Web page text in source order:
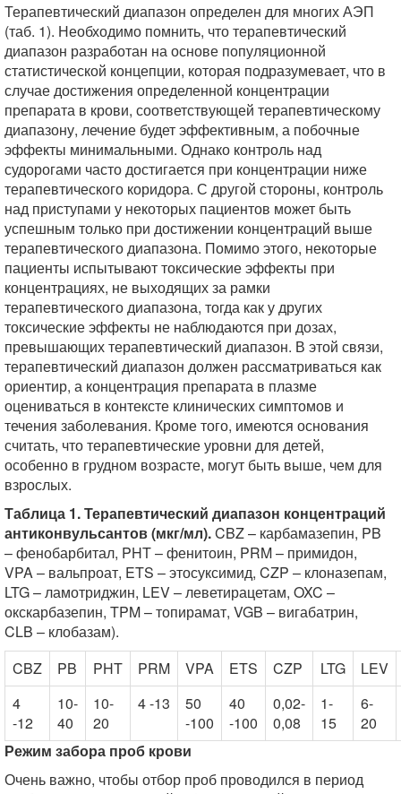
Терапевтический диапазон определен для многих АЭП
(таб. 1). Необходимо помнить, что терапевтический
диапазон разработан на основе популяционной
статистической концепции, которая подразумевает, что в
случае достижения определенной концентрации
препарата в крови, соответствующей терапевтическому
диапазону, лечение будет эффективным, а побочные
эффекты минимальными. Однако контроль над
судорогами часто достигается при концентрации ниже
терапевтического коридора. С другой стороны, контроль
над приступами у некоторых пациентов может быть
успешным только при достижении концентраций выше
терапевтического диапазона. Помимо этого, некоторые
пациенты испытывают токсические эффекты при
концентрациях, не выходящих за рамки
терапевтического диапазона, тогда как у других
токсические эффекты не наблюдаются при дозах,
превышающих терапевтический диапазон. В этой связи,
терапевтический диапазон должен рассматриваться как
ориентир, а концентрация препарата в плазме
оцениваться в контексте клинических симптомов и
течения заболевания. Кроме того, имеются основания
считать, что терапевтические уровни для детей,
особенно в грудном возрасте, могут быть выше, чем для
взрослых.
Таблица 1. Терапевтический диапазон концентраций
антиконвульсантов (мкг/мл).CBZ – карбамазепин, PB
– фенобарбитал, PHT – фенитоин, PRM – примидон,
VPA – вальпроат, ETS – этосуксимид, CZP – клоназепам,
LTG – ламотриджин, LEV – леветирацетам, OXC –
окскарбазепин, TPM – топирамат, VGB – вигабатрин,
CLB – клобазам).
CBZ
PB PHT PRM VPA ETS CZP LTG
LEV
4
-12
10-
40
10-
20
4 -13
50
-100
40
-100
0,02-
0,08
1-
15
6-
20
Режим забора проб крови
Очень важно, чтобы отбор проб проводился в период